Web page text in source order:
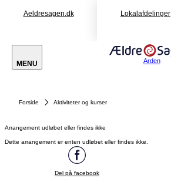
Aeldresagen.dk Lokalafdelinger
MENU Arden
Forside Aktiviteter og kurser
Arrangement udløbet eller findes ikke
Dette arrangement er enten udløbet eller findes ikke.
Del på facebook